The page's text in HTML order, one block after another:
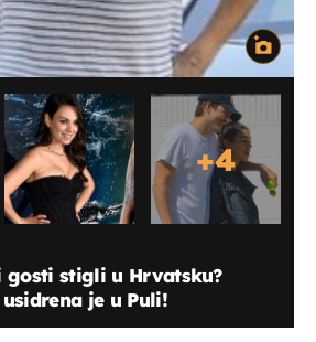
+4
gosti stigli u Hrvatsku?
je u Puli!